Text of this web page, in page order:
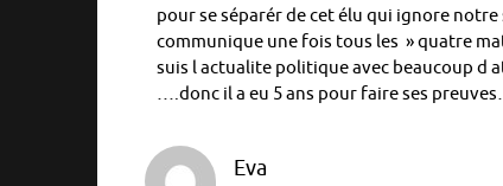
pour se séparér de cet élu qui ignore
communique une fois tous les » quatre
suis l actualite politique avec beaucoup d
….donc il a eu 5 ans pour faire ses
Eva